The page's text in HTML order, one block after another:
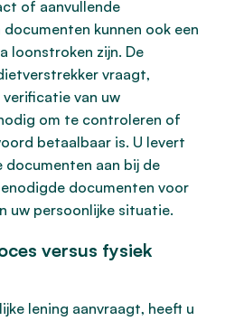
of aanvullende
kunnen ook een
loonstroken zijn. De
vraagt,
van uw
om te controleren of
betaalbaar is. U levert
documenten aan bij de
documenten voor
uw persoonlijke situatie.
versus fysiek
lening aanvraagt, heeft u